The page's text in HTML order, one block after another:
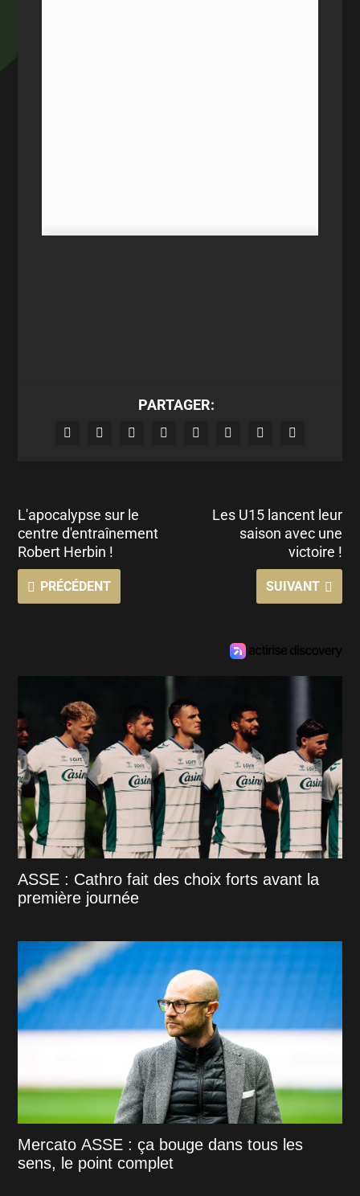
PARTAGER:
L'apocalypse sur le
centre d'entraînement
Robert Herbin !
PRÉCÉDENT
Les U15 lancent leur
saison avec une
victoire !
SUIVANT
ASSE : Cathro fait des choix forts avant la
première journée
Mercato ASSE : ça bouge dans tous les
sens, le point complet